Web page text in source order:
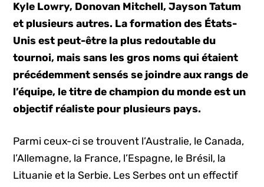
Kyle Lowry, Donovan Mitchell, Jayson Tatum
et plusieurs autres. La formation des États-
Unis est peut-être la plus redoutable du
tournoi, mais sans les gros noms qui étaient
précédemment sensés se joindre aux rangs de
l’équipe, le titre de champion du monde est un
objectif réaliste pour plusieurs pays.
Parmi ceux-ci se trouvent l’Australie, le Canada,
l’Allemagne, la France, l’Espagne, le Brésil, la
Lituanie et la Serbie. Les Serbes ont un effectif